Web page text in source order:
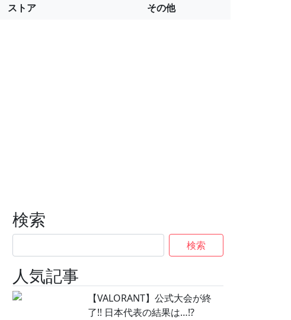
ストア その他
検索
検索
人気記事
【VALORANT】公式大会が終
了!! 日本代表の結果は…!?